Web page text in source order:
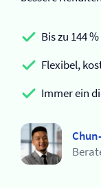
Bis zu 144
Flexibel,
Immer ein